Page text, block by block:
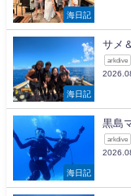
海日記
海日記
サメ
arkdive
海日記
黒島
arkdive